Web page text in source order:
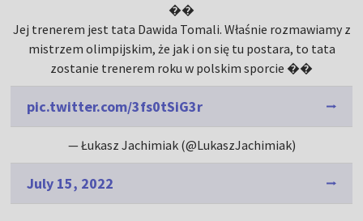
��
Jej trenerem jest tata Dawida Tomali. Właśnie rozmawiamy z
mistrzem olimpijskim, że jak i on się tu postara, to tata
zostanie trenerem roku w polskim sporcie ��
pic.twitter.com/3fs0tSiG3r
— Łukasz Jachimiak (@LukaszJachimiak)
July 15, 2022